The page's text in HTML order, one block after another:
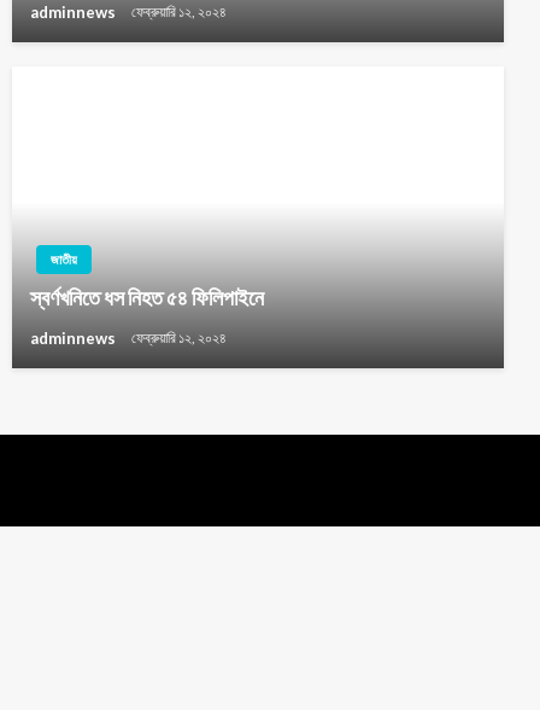
adminnews ফেব্রুয়ারি ১২, ২০২৪
জাতীয়
স্বর্ণখনিতে ধস নিহত ৫৪ ফিলিপাইনে
adminnews ফেব্রুয়ারি ১২, ২০২৪